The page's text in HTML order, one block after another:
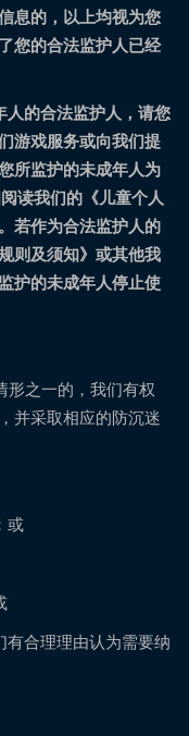
息的，以上均视为您
您的合法监护人已经
人的合法监护人，请您
游戏服务或向我们提
所监护的未成年人为
读我们的《儿童个人
若作为合法监护人的
则及须知》或其他我
护的未成年人停止使
形之一的，我们有权
并采取相应的防沉迷
或
有合理理由认为需要纳